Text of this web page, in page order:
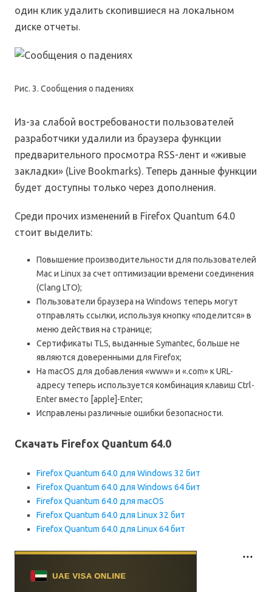
один клик удалить скопившиеся на локальном
диске отчеты.
Рис. 3. Сообщения о падениях
Из-за слабой востребованости пользователей
разработчики удалили из браузера функции
предварительного просмотра RSS-лент и «живые
закладки» (Live Bookmarks). Теперь данные функции
будет доступны только через дополнения.
Среди прочих изменений в Firefox Quantum 64.0
стоит выделить:
Повышение производительности для пользователей
Mac и Linux за счет оптимизации времени соединения
(Clang LTO);
Пользователи браузера на Windows теперь могут
отправлять ссылки, используя кнопку «поделится» в
меню действия на странице;
Сертификаты TLS, выданные Symantec, больше не
являются доверенными для Firefox;
На macOS для добавления «www» и «.com» к URL-
адресу теперь используется комбинация клавиш Ctrl-
Enter вместо [apple]-Enter;
Исправлены различные ошибки безопасности.
Скачать Firefox Quantum 64.0
Firefox Quantum 64.0 для Windows 32 бит
Firefox Quantum 64.0 для Windows 64 бит
Firefox Quantum 64.0 для macOS
Firefox Quantum 64.0 для Linux 32 бит
Firefox Quantum 64.0 для Linux 64 бит